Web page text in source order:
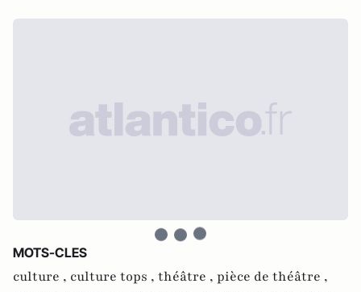
MOTS-CLES
culture , culture tops , théâtre , pièce de théâtre ,